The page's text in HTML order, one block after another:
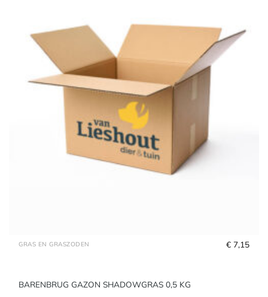
GRAS EN GRASZODEN
BARENBRUG GAZON SHADOWGRAS 0,5 KG
€ 7,15